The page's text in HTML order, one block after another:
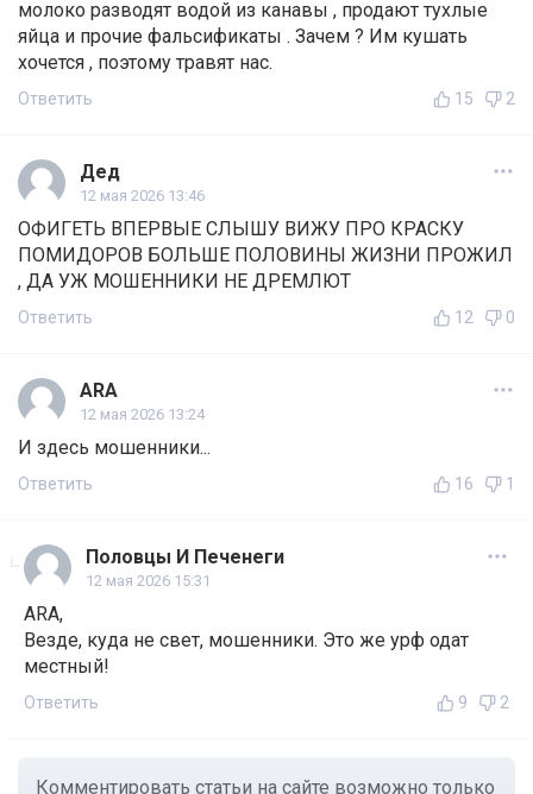
молоко разводят водой из канавы , продают тухлые
яйца и прочие фальсификаты . Зачем ? Им кушать
хочется , поэтому травят нас.
Ответить 15 2
Дед
12 мая 2026 13:46
ОФИГЕТЬ ВПЕРВЫЕ СЛЫШУ ВИЖУ ПРО КРАСКУ
ПОМИДОРОВ БОЛЬШЕ ПОЛОВИНЫ ЖИЗНИ ПРОЖИЛ
, ДА УЖ МОШЕННИКИ НЕ ДРЕМЛЮТ
Ответить 12 0
ARA
12 мая 2026 13:24
И здесь мошенники...
Ответить 16 1
Половцы И Печенеги
12 мая 2026 15:31
ARA,
Везде, куда не свет, мошенники. Это же урф одат
местный!
Ответить 9 2
Комментировать статьи на сайте возможно только